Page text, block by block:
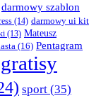
darmowy szablon
(14) darmowy ui kit
(13) Mateusz
(16) Pentagram
sport (35)